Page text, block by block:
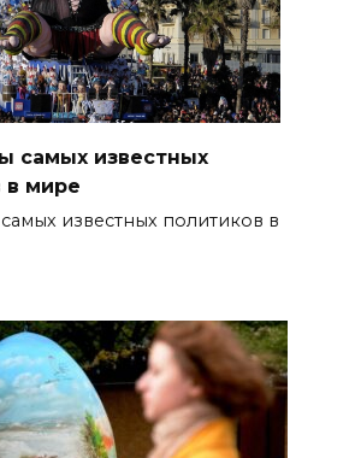
самых известных
в мире
известных политиков в